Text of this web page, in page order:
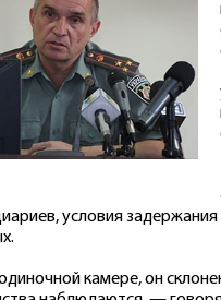
условия
камере, он